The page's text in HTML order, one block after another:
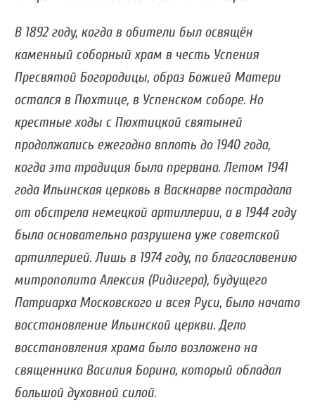
В 1892 году, когда в обители был освящён
каменный соборный храм в честь Успения
Пресвятой Богородицы, образ Божией Матери
остался в Пюхтице, в Успенском соборе. Но
крестные ходы с Пюхтицкой святыней
продолжались ежегодно вплоть до 1940 года,
когда эта традиция была прервана. Летом 1941
года Ильинская церковь в Васкнарве пострадала
от обстрела немецкой артиллерии, а в 1944 году
была основательно разрушена уже советской
артиллерией. Лишь в 1974 году, по благословению
митрополита Алексия (Ридигера), будущего
Патриарха Московского и всея Руси, было начато
восстановление Ильинской церкви. Дело
восстановления храма было возложено на
священника Василия Борина, который обладал
большой духовной силой.